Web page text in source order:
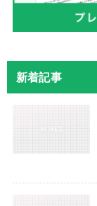
新着記事